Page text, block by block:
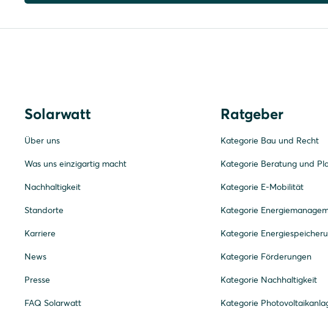
Solarwatt
Über uns
Was uns einzigartig macht
Nachhaltigkeit
Standorte
Karriere
News
Presse
FAQ Solarwatt
Ratgeber
Kategorie Bau und Recht
Kategorie Beratung und
Kategorie E-Mobilität
Kategorie
Kategorie
Kategorie Förderungen
Kategorie Nachhaltigkeit
Kategorie